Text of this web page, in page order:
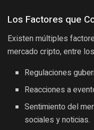
Los Factores que
Existen múltiples
mercado cripto, entre
Regulaciones
Reacciones a
Sentimiento del
sociales y noticias.